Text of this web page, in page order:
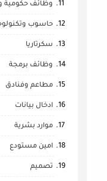
وظائف
حاسوب
سكرتاريا
وظائف برمجة
مطاعم وفنادق
ادخال بيانات
موارد بشرية
امين مستودع
تصميم